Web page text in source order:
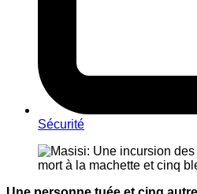
Sécurité